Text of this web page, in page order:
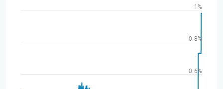
0.6%
0.8%
1%